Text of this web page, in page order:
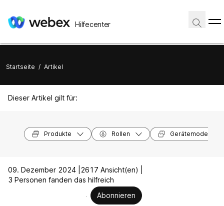
Hilfecenter
Startseite / Artikel
Dieser Artikel gilt für:
Produkte Rollen Gerätemodelle
09. Dezember 2024 |
2617 Ansicht(en) |
3 Personen fanden das hilfreich
Abonnieren